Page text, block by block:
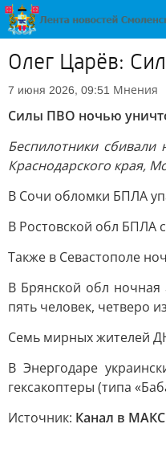
Олег Царёв:
7 июня 2026, 09:51 Мнения
Силы ПВО ночью
Беспилотники сбивали
Краснодарского края,
В Сочи обломки БПЛА
В Ростовской обл БПЛА
Также в Севастополе
В Брянской обл ночная
пять человек, четверо
Семь мирных жителей
В Энергодаре
гексакоптеры (типа
Источник: Канал в